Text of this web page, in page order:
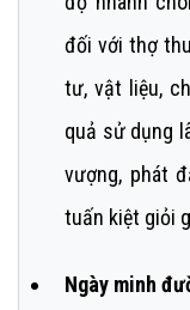
đối với thợ
tư, vật liệu,
quả sử dụng
vượng, phát
tuấn kiệt giỏi
Ngày minh